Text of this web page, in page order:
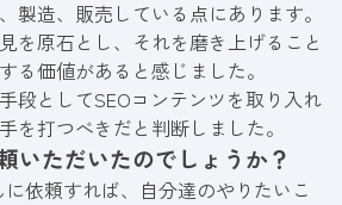
製造、販売している点にあります。
を原石とし、それを磨き上げること
る価値があると感じました。
段としてSEOコンテンツを取り入れ
を打つべきだと判断しました。
いただいたのでしょうか？
依頼すれば、自分達のやりたいこ